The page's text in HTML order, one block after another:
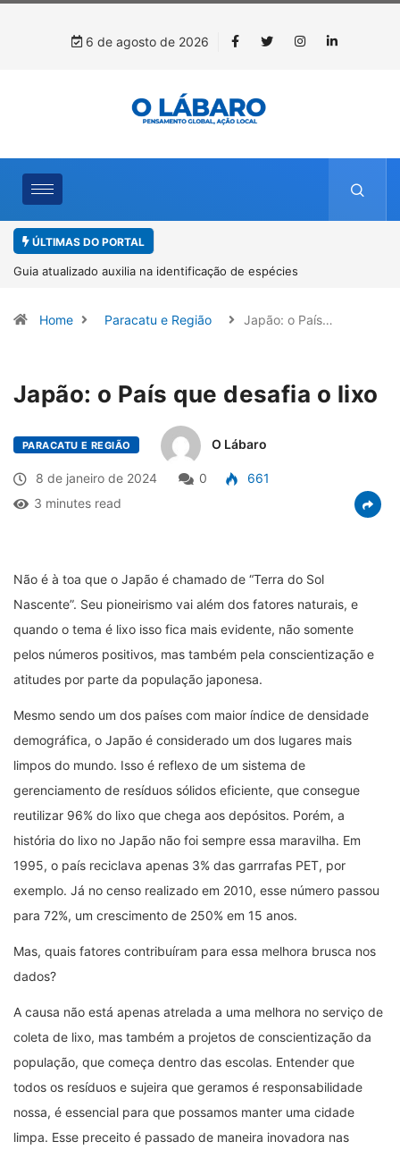
6 de agosto de 2026
ÚLTIMAS DO PORTAL
Kinross inicia rastreamento digital de 10 mil mudas usadas na
Home Paracatu e Região Japão: o País…
Japão: o País que desafia o lixo
PARACATU E REGIÃO O Lábaro
8 de janeiro de 2024 0
661
3 minutes read
Não é à toa que o Japão é chamado de “Terra do Sol
Nascente”. Seu pioneirismo vai além dos fatores naturais, e
quando o tema é lixo isso fica mais evidente, não somente
pelos números positivos, mas também pela conscientização e
atitudes por parte da população japonesa.
Mesmo sendo um dos países com maior índice de densidade
demográfica, o Japão é considerado um dos lugares mais
limpos do mundo. Isso é reflexo de um sistema de
gerenciamento de resíduos sólidos eficiente, que consegue
reutilizar 96% do lixo que chega aos depósitos. Porém, a
história do lixo no Japão não foi sempre essa maravilha. Em
1995, o país reciclava apenas 3% das garrrafas PET, por
exemplo. Já no censo realizado em 2010, esse número passou
para 72%, um crescimento de 250% em 15 anos.
Mas, quais fatores contribuíram para essa melhora brusca nos
dados?
A causa não está apenas atrelada a uma melhora no serviço de
coleta de lixo, mas também a projetos de conscientização da
população, que começa dentro das escolas. Entender que
todos os resíduos e sujeira que geramos é responsabilidade
nossa, é essencial para que possamos manter uma cidade
limpa. Esse preceito é passado de maneira inovadora nas